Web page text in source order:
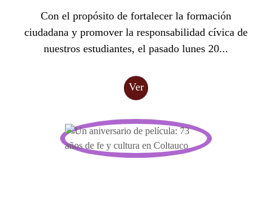
Con el propósito de fortalecer la formación
ciudadana y promover la responsabilidad cívica de
nuestros estudiantes, el pasado lunes 20...
Ver